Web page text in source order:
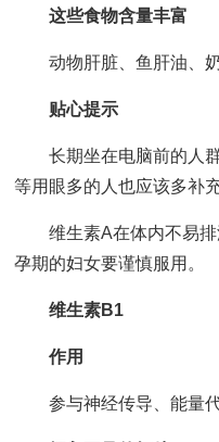
这些食物含量丰富
动物肝脏、鱼肝油、奶
贴心提示
长期坐在电脑前的人群
等用眼多的人也应该多补
维生素A在体内不易排
孕期的妇女要谨慎服用。
维生素B1
作用
参与神经传导、能量代